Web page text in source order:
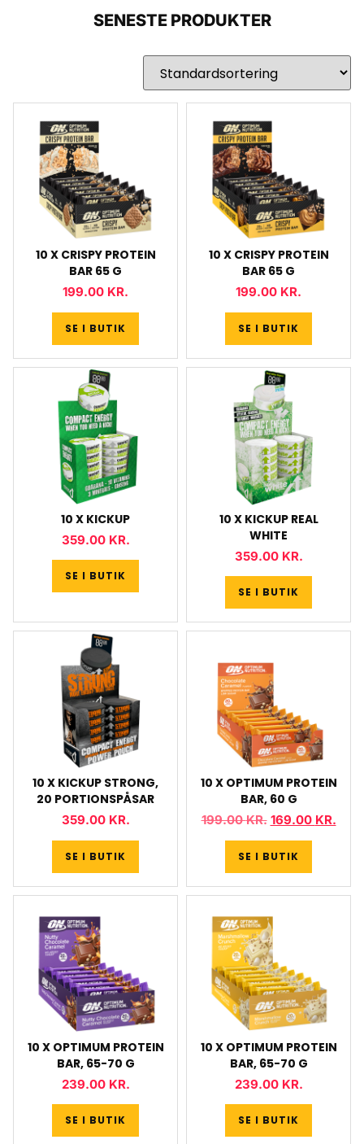
SENESTE PRODUKTER
10 X CRISPY PROTEIN
BAR 65 G
199.00 KR.
SE I BUTIK
10 X CRISPY PROTEIN
BAR 65 G
199.00 KR.
SE I BUTIK
10 X KICKUP
359.00 KR.
SE I BUTIK
10 X KICKUP REAL
WHITE
359.00 KR.
SE I BUTIK
10 X KICKUP STRONG,
20 PORTIONSPÅSAR
359.00 KR.
SE I BUTIK
10 X OPTIMUM PROTEIN
BAR, 60 G
199.00KR. 169.00 KR.
SE I BUTIK
10 X OPTIMUM PROTEIN
BAR, 65-70 G
239.00 KR.
SE I BUTIK
10 X OPTIMUM PROTEIN
BAR, 65-70 G
239.00 KR.
SE I BUTIK